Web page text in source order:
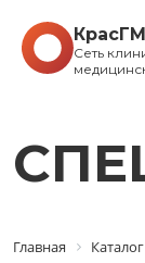
Сеть
Главная